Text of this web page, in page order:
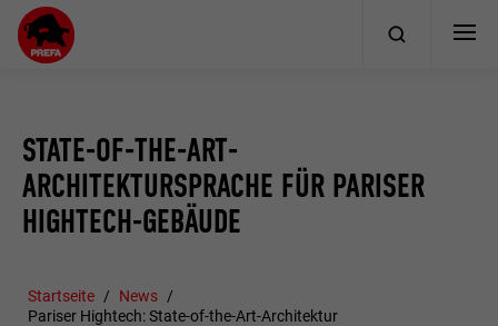
STATE-OF-THE-ART-
ARCHITEKTURSPRACHE FÜR PARISER
HIGHTECH-GEBÄUDE
Startseite
News
Pariser Hightech: State-of-the-Art-Architektur